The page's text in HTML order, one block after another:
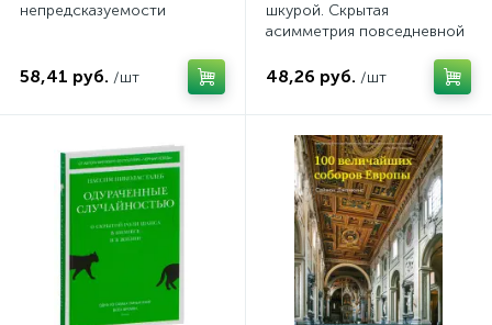
непредсказуемости
58,41 руб. /шт
шкурой. Скрытая
асимметрия повседневной
48,26 руб. /шт